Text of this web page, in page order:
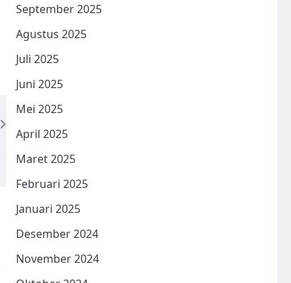
September 2025
Agustus 2025
Juli 2025
Juni 2025
Mei 2025
April 2025
Maret 2025
Februari 2025
Januari 2025
Desember 2024
November 2024